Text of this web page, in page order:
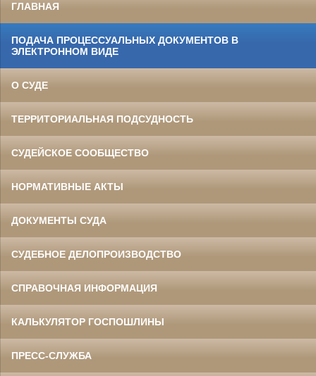
ГЛАВНАЯ
ПОДАЧА ПРОЦЕССУАЛЬНЫХ ДОКУМЕНТОВ В
ЭЛЕКТРОННОМ ВИДЕ
О СУДЕ
ТЕРРИТОРИАЛЬНАЯ ПОДСУДНОСТЬ
СУДЕЙСКОЕ СООБЩЕСТВО
НОРМАТИВНЫЕ АКТЫ
ДОКУМЕНТЫ СУДА
СУДЕБНОЕ ДЕЛОПРОИЗВОДСТВО
СПРАВОЧНАЯ ИНФОРМАЦИЯ
КАЛЬКУЛЯТОР ГОСПОШЛИНЫ
ПРЕСС-СЛУЖБА